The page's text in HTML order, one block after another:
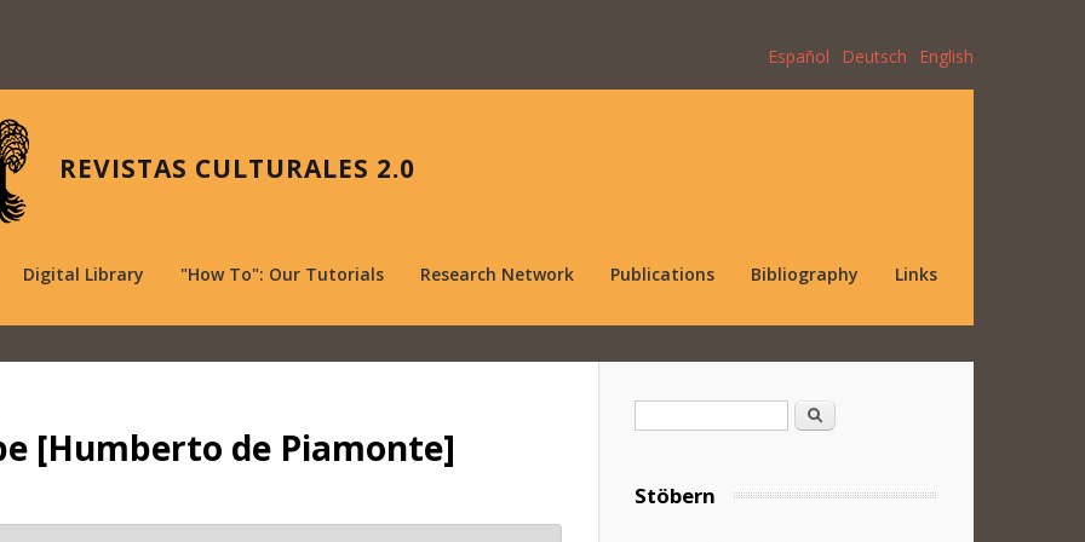
Español Deutsch English
REVISTAS CULTURALES 2.0
Digital Library "How To": Our Tutorials Research Network Publications Bibliography Links
[Humberto de Piamonte]
Search
Stöbern